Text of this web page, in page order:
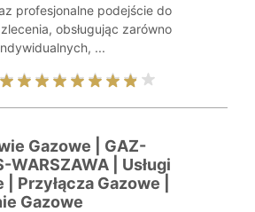
profesjonalne podejście do
obsługując zarówno
...
Gazowe | GAZ-
WARSZAWA | Usługi
| Przyłącza Gazowe |
Gazowe